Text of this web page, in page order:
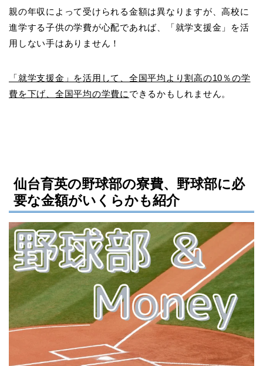
親の年収によって受けられる金額は異なりますが、高校に
進学する子供の学費が心配であれば、「就学支援金」を活
用しない手はありません！
「就学支援金」を活用して、全国平均より割高の10％の学
費を下げ、全国平均の学費に できるかもしれません。
仙台育英の野球部の寮費、野球部に必
要な金額がいくらかも紹介